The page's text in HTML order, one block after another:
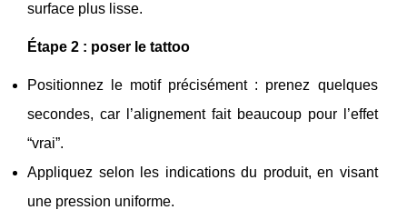
surface plus lisse.
Étape 2 : poser le tattoo
Positionnez le motif précisément : prenez quelques
secondes, car l’alignement fait beaucoup pour l’effet
“vrai”.
Appliquez selon les indications du produit, en visant
une pression uniforme.